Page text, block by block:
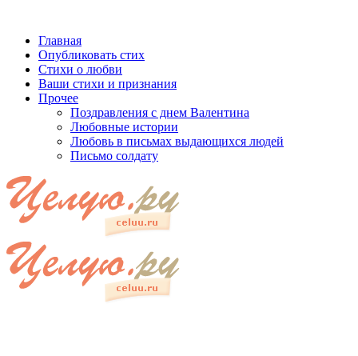
Главная
Опубликовать стих
Стихи о любви
Ваши стихи и признания
Прочее
Поздравления с днем Валентина
Любовные истории
Любовь в письмах выдающихся людей
Письмо солдату